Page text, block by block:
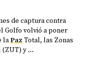
de captura contra
Golfo volvió a poner
laPaz Total, las Zonas
y ...